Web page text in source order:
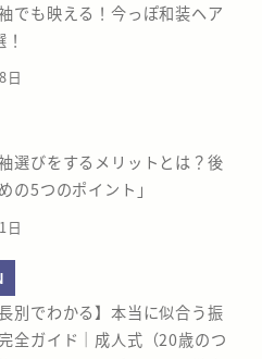
でも映える！今っぽ和装ヘア
日
選びをするメリットとは？後
の5つのポイント」
日
別でわかる】本当に似合う振
全ガイド｜成人式（20歳のつ